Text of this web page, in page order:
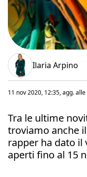
Ilaria Arpino
11 nov 2020, 12:35, agg. alle
Tra le ultime
troviamo anche
rapper ha dato il
aperti fino al 15